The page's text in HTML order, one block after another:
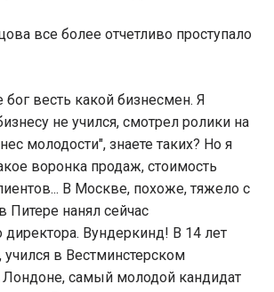
все более отчетливо проступало
бог весть какой бизнесмен. Я
не учился, смотрел ролики на
молодости", знаете таких? Но я
воронка продаж, стоимость
В Москве, похоже, тяжело с
Питере нанял сейчас
Вундеркинд! В 14 лет
в Вестминстерском
Лондоне, самый молодой кандидат